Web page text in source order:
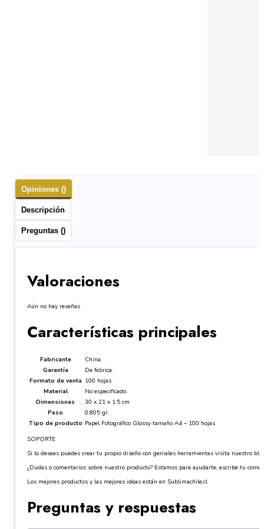
Opiniones ()
Descripción
Preguntas ()
Valoraciones
Aún no hay reseñas
Características principales
Fabricante
China.
Garantía
De fabrica.
Formato de venta 100 hojas.
Material
No especificado.
Dimensiones
30 x 21 x 1.5 cm
Peso
0.805 gr.
Tipo de producto Papel Fotográfico Glossy tamaño A4 – 100 hojas
SOPORTE
Si lo deseas puedes crear tu propio diseño con geniales herramientas visita nuestro
¿Dudas o comentarios sobre nuestro producto? Estamos para ayudarte, escribe tu
Los mejores productos y las mejores ideas están en Sublimachile.cl
Preguntas y respuestas